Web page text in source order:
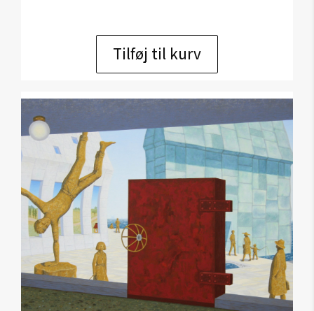
Tilføj til kurv